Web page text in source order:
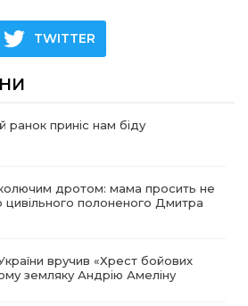
TWITTER
ранок приніс нам біду
дротом: мама просить не
цивільного полоненого Дмитра
вручив «Хрест бойових
земляку Андрію Амеліну